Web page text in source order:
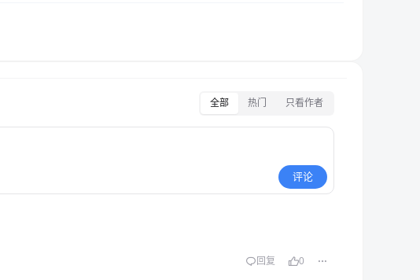
全部 热门 只看作者
评论
回复 0